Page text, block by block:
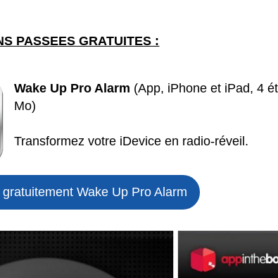
PASSEES GRATUITES :
Wake Up Pro Alarm (App, iPhone et iPad, 4
Mo)
Transformez votre iDevice en radio-réveil.
Wake Up Pro Alarm